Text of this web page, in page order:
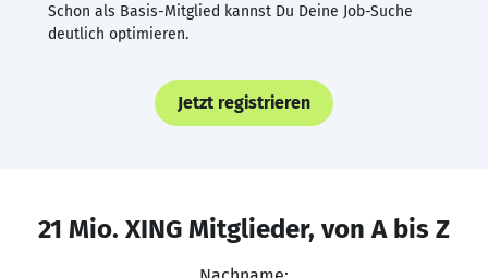
Schon als Basis-Mitglied kannst Du Deine Job-Suche
deutlich optimieren.
Jetzt registrieren
21 Mio. XING Mitglieder, von A bis Z